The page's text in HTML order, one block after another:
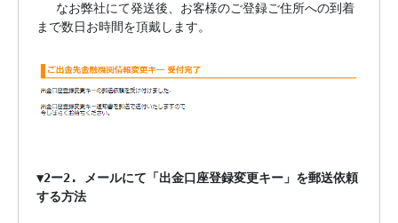
なお弊社にて発送後、お客様のご登録ご住所への到着
まで数日お時間を頂戴します。
▼2ー2. メールにて「出金口座登録変更キー」を郵送依頼
する方法